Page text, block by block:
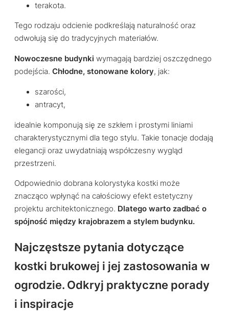
terakota.
Tego rodzaju odcienie podkreślają naturalność oraz
odwołują się do tradycyjnych materiałów.
Nowoczesne budynki wymagają bardziej oszczędnego
podejścia. Chłodne, stonowane kolory, jak:
szarości,
antracyt,
idealnie komponują się ze szkłem i prostymi liniami
charakterystycznymi dla tego stylu. Takie tonacje dodają
elegancji oraz uwydatniają współczesny wygląd
przestrzeni.
Odpowiednio dobrana kolorystyka kostki może
znacząco wpłynąć na całościowy efekt estetyczny
projektu architektonicznego. Dlatego warto zadbać o
spójność między krajobrazem a stylem budynku.
Najczęstsze pytania dotyczące
kostki brukowej i jej zastosowania w
ogrodzie. Odkryj praktyczne porady
i inspiracje